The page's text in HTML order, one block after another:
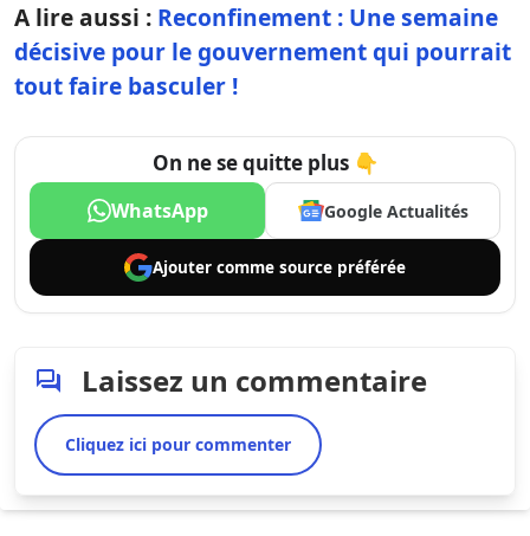
A lire aussi : Reconfinement : Une semaine
décisive pour le gouvernement qui pourrait
tout faire basculer !
On ne se quitte plus 👇
WhatsApp Google Actualités
Ajouter comme source préférée
Laissez un commentaire
Cliquez ici pour commenter